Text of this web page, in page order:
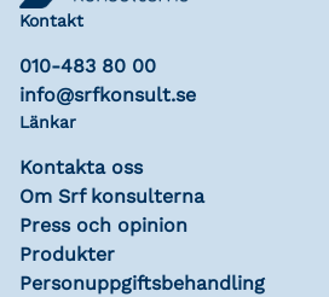
Kontakt
010-483 80 00
info@srfkonsult.se
Länkar
Kontakta oss
Om Srf konsulterna
Press och opinion
Produkter
Personuppgiftsbehandling